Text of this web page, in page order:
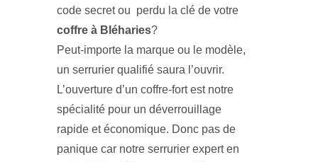
code secret ou perdu la clé de votre
coffre à Bléharies?
Peut-importe la marque ou le modèle,
un serrurier qualifié saura l’ouvrir.
L’ouverture d’un coffre-fort est notre
spécialité pour un déverrouillage
rapide et économique. Donc pas de
panique car notre serrurier expert en